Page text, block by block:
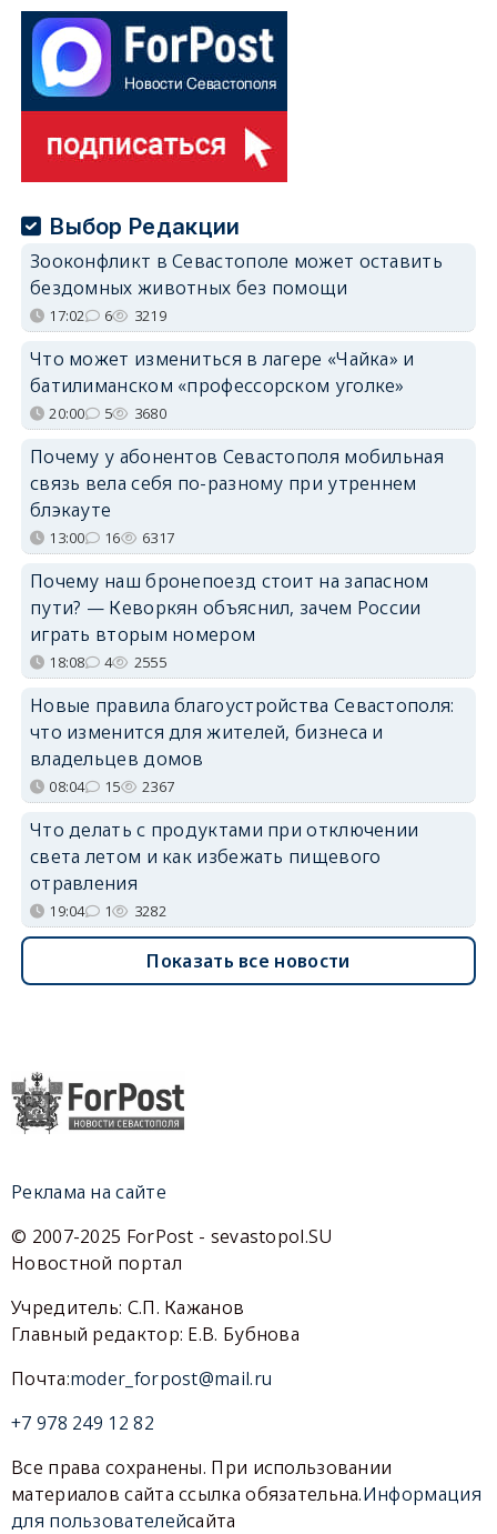
Выбор Редакции
Зооконфликт в Севастополе может оставить
бездомных животных без помощи
17:02 6 3219
Что может измениться в лагере «Чайка» и
батилиманском «профессорском уголке»
20:00 5 3680
Почему у абонентов Севастополя мобильная
связь вела себя по-разному при утреннем
блэкауте
13:00 16 6317
Почему наш бронепоезд стоит на запасном
пути? — Кеворкян объяснил, зачем России
играть вторым номером
18:08 4 2555
Новые правила благоустройства Севастополя:
что изменится для жителей, бизнеса и
владельцев домов
08:04 15 2367
Что делать с продуктами при отключении
света летом и как избежать пищевого
отравления
19:04 1 3282
Показать все новости
Реклама на сайте
© 2007-2025 ForPost - sevastopol.SU
Новостной портал
Учредитель: С.П. Кажанов
Главный редактор: Е.В. Бубнова
Почта:moder_forpost@mail.ru
+7 978 249 12 82
Все права сохранены. При использовании
материалов сайта ссылка обязательна.Информация
для пользователейсайта